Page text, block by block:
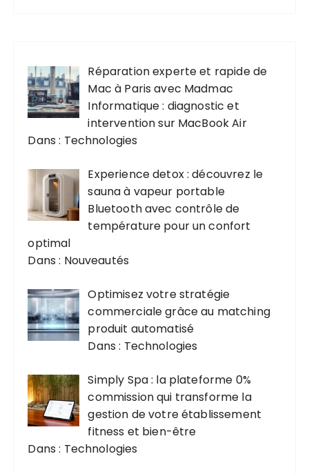
Réparation experte et rapide de
Mac à Paris avec Madmac
Informatique : diagnostic et
intervention sur MacBook Air
Dans : Technologies
Experience detox : découvrez le
sauna à vapeur portable
Bluetooth avec contrôle de
température pour un confort
optimal
Dans : Nouveautés
Optimisez votre stratégie
commerciale grâce au matching
produit automatisé
Dans : Technologies
Simply Spa : la plateforme 0%
commission qui transforme la
gestion de votre établissement
fitness et bien-être
Dans : Technologies